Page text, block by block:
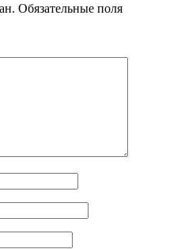
Обязательные поля